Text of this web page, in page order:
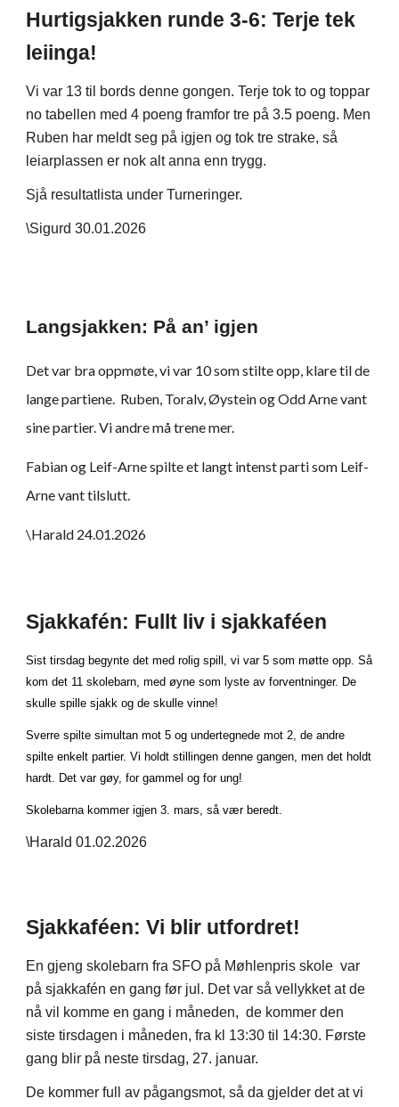
Hurtigsjakken runde 3-6: Terje tek
leiinga!
Vi var 13 til bords denne gongen. Terje tok to og toppar
no tabellen med 4 poeng framfor tre på 3.5 poeng. Men
Ruben har meldt seg på igjen og tok tre strake, så
leiarplassen er nok alt anna enn trygg.
Sjå resultatlista under Turneringer.
\Sigurd 30.01.2026
Langsjakken: På an’ igjen
Det var bra oppmøte, vi var 10 som stilte opp, klare til de
lange partiene. Ruben, Toralv, Øystein og Odd Arne vant
sine partier. Vi andre må trene mer.
Fabian og Leif-Arne spilte et langt intenst parti som Leif-
Arne vant tilslutt.
\Harald 24.01.2026
Sjakkafén: Fullt liv i sjakkaféen
Sist tirsdag begynte det med rolig spill, vi var 5 som møtte opp. Så
kom det 11 skolebarn, med øyne som lyste av forventninger. De
skulle spille sjakk og de skulle vinne!
Sverre spilte simultan mot 5 og undertegnede mot 2, de andre
spilte enkelt partier. Vi holdt stillingen denne gangen, men det holdt
hardt. Det var gøy, for gammel og for ung!
Skolebarna kommer igjen 3. mars, så vær beredt.
\Harald 01.02.2026
Sjakkaféen: Vi blir utfordret!
En gjeng skolebarn fra SFO på Møhlenpris skole var
på sjakkafén en gang før jul. Det var så vellykket at de
nå vil komme en gang i måneden, de kommer den
siste tirsdagen i måneden, fra kl 13:30 til 14:30. Første
gang blir på neste tirsdag, 27. januar.
De kommer full av pågangsmot, så da gjelder det at vi